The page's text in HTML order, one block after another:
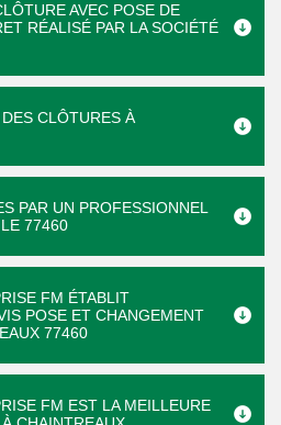
AVEC POSE DE
RÉALISÉ PAR LA SOCIÉTÉ
CLÔTURES À
PAR UN PROFESSIONNEL
77460
FM ÉTABLIT
POSE ET CHANGEMENT
77460
FM EST LA MEILLEURE